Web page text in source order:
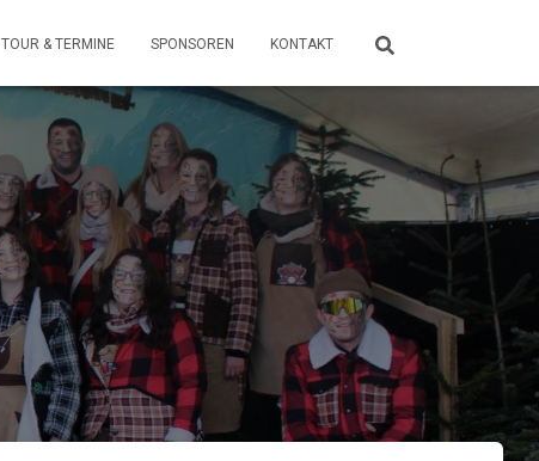
TOUR & TERMINE SPONSOREN KONTAKT